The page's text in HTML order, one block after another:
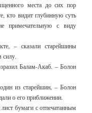
места до сих пор
кто видит глубинную суть
примечательную с виду
– сказали старейшины
силу.
Балам-Акаб. – Болон
из старейшин, – Болон
о его приближении.
бумаги с отпечатанным